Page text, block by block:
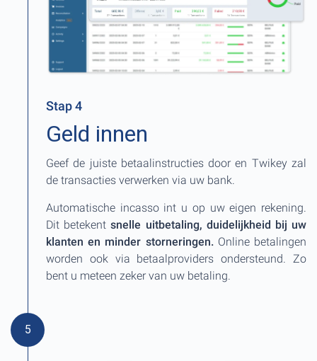
Stap 4
Geld innen
Geef de juiste betaalinstructies door en Twikey zal
de transacties verwerken via uw bank.
Automatische incasso int u op uw eigen rekening.
Dit betekentsnelle uitbetaling, duidelijkheid bij uw
klanten en minder storneringen.Online betalingen
worden ook via betaalproviders ondersteund. Zo
bent u meteen zeker van uw betaling.
5